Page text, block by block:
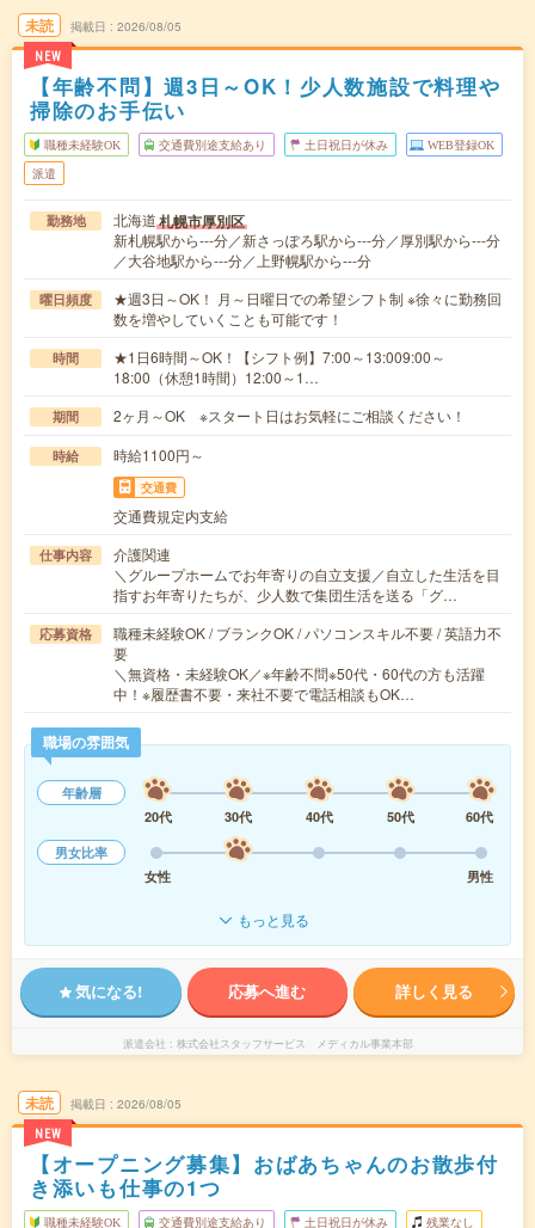
未読
NEW
掲載日 2026/08/05
【年齢不問】週3日～OK！少人数施設で料理や
掃除のお手伝い
職種未経験OK 交通費別途支給あり 土日祝日が休み WEB登録OK
派遣
勤務地 北海道札幌市厚別区
新札幌駅から---分／新さっぽろ駅から---分／厚別駅から---分
／大谷地駅から---分／上野幌駅から---分
曜日頻度
★週3日～OK！ 月～日曜日での希望シフト制 ※徐々に勤務回
数を増やしていくことも可能です！
時間
★1日6時間～OK！【シフト例】7:00～13:009:00～
18:00（休憩1時間）12:00～1…
期間 2ヶ月～OK ※スタート日はお気軽にご相談ください！
時給 時給1100円～
交通費
交通費規定内支給
仕事内容
介護関連
＼グループホームでお年寄りの自立支援／自立した生活を目
指すお年寄りたちが、少人数で集団生活を送る「グ…
応募資格
職種未経験OK / ブランクOK / パソコンスキル不要 / 英語力不
要
＼無資格・未経験OK／※年齢不問※50代・60代の方も活躍
中！※履歴書不要・来社不要で電話相談もOK…
職場の雰囲気
年齢層
20代
30代 40代 50代
60代
男女比率
女性
男性
もっと見る
気になる! 応募へ進む 詳しく見る
派遣会社 株式会社スタッフサービス メディカル事業本部
未読
NEW
掲載日 2026/08/05
【オープニング募集】おばあちゃんのお散歩付
き添いも仕事の1つ
職種未経験OK 交通費別途支給あり 土日祝日が休み 残業なし